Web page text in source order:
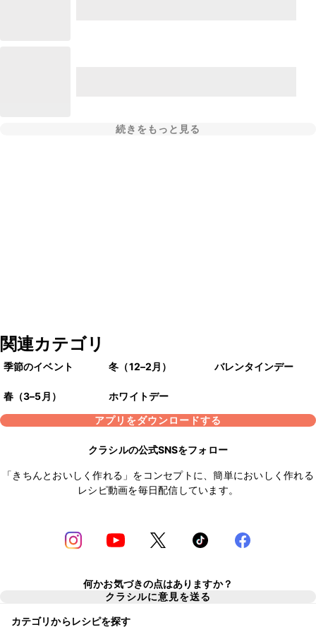
続きをもっと見る
関連カテゴリ
季節のイベント 冬（12–2月） バレンタインデー
春（3–5月）
ホワイトデー
アプリをダウンロードする
クラシルの公式SNSをフォロー
「きちんとおいしく作れる」をコンセプトに、簡単においしく作れる
レシピ動画を毎日配信しています。
何かお気づきの点はありますか？
クラシルに意見を送る
カテゴリからレシピを探す